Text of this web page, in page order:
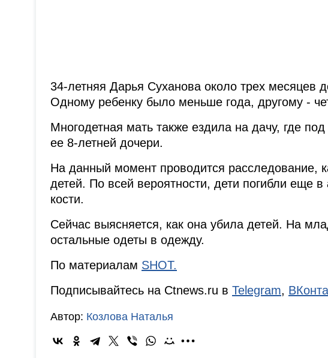
34-летняя Дарья Суханова около трех месяцев
Одному ребенку было меньше года, другому -
Многодетная мать также ездила на дачу, где
ее 8-летней дочери.
На данный момент проводится расследование,
детей. По всей вероятности, дети погибли еще в
кости.
Сейчас выясняется, как она убила детей. На
остальные одеты в одежду.
По материалам SHOT.
Подписывайтесь на Ctnews.ru в Telegram,
Автор: Козлова Наталья